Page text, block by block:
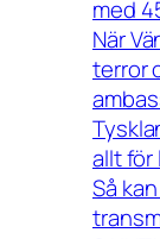
med
När
terror
allt för
Så